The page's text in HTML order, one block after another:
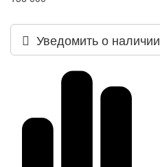
Уведомить о наличии